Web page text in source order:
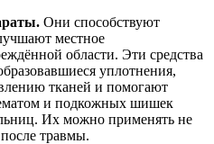
Они способствуют
местное
области. Эти средства
уплотнения,
тканей и помогают
и подкожных шишек
Их можно применять не
травмы.